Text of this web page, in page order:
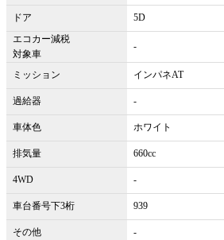
ドア
5D
エコカー減税
対象車
-
ミッション インパネAT
過給器 -
車体色 ホワイト
排気量 660cc
4WD -
車台番号下3桁 939
その他 -